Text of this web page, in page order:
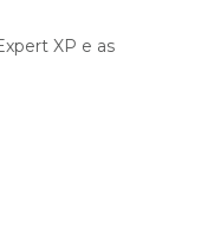
XP e as